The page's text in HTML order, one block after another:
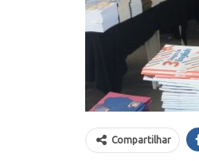
Compartilhar